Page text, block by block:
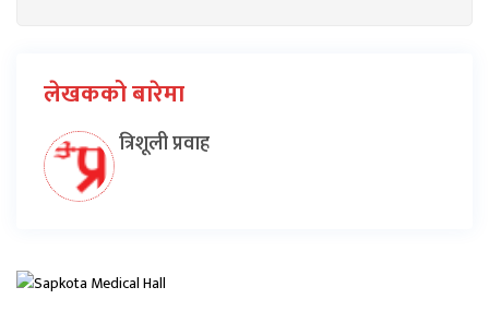
लेखकको बारेमा
त्रिशूली प्रवाह